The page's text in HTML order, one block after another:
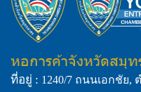
หอการค้าจังหวัดสมุท
ที่อยู่ : 1240/7 ถนนเอกชัย,